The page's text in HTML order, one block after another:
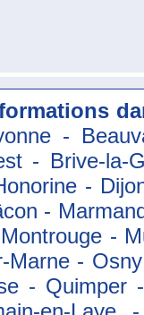
-
- Brive-
-
-
-
Marne -
-